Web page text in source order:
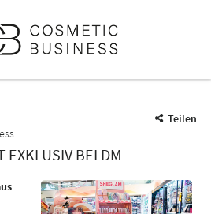
Teilen
EXKLUSIV BEI DM